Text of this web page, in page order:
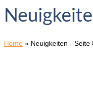
Home » Neuigkeiten - Seite